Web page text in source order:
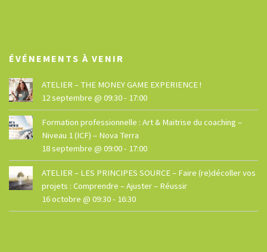
ÉVÉNEMENTS À VENIR
ATELIER – THE MONEY GAME EXPERIENCE !
12 septembre @ 09:30- 17:00
Formation professionnelle : Art & Maitrise du coaching –
Niveau 1 (ICF) – Nova Terra
18 septembre @ 09:00- 17:00
ATELIER – LES PRINCIPES SOURCE – Faire (re)décoller vos
projets : Comprendre – Ajuster – Réussir
16 octobre @ 09:30- 16:30